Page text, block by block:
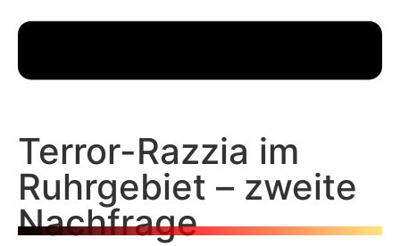
Terror-Razzia im
Ruhrgebiet – zweite
Nachfrage